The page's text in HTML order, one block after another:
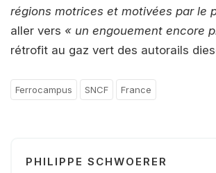
régions motrices et motivées par le
aller vers « un engouement encore
rétrofit au gaz vert des autorails
Ferrocampus SNCF France
PHILIPPE SCHWOERER